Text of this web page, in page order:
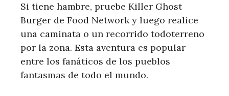
Si tiene hambre, pruebe Killer Ghost
Burger de Food Network y luego realice
una caminata o un recorrido todoterreno
por la zona. Esta aventura es popular
entre los fanáticos de los pueblos
fantasmas de todo el mundo.